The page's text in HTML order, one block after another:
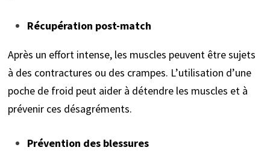
Récupération post-match
Après un effort intense, les muscles peuvent être sujets
à des contractures ou des crampes. L’utilisation d’une
poche de froid peut aider à détendre les muscles et à
prévenir ces désagréments.
Prévention des blessures